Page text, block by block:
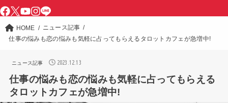
HOME
ニュース記事
仕事の悩みも恋の悩みも気軽に占ってもらえるタロットカフェが急増中!
ニュース記事 2023.12.13
仕事の悩みも恋の悩みも気軽に占ってもらえる
タロットカフェが急増中!